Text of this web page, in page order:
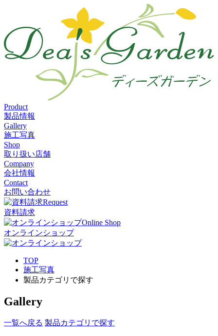
Product
製品情報
Gallery
施工写真
Shop
取り扱い店舗
Company
会社情報
Contact
お問い合わせ
Request
資料請求
Online Shop
オンラインショップ
TOP
施工写真
製品カテゴリで探す
Gallery
一覧へ戻る 製品カテゴリで探す